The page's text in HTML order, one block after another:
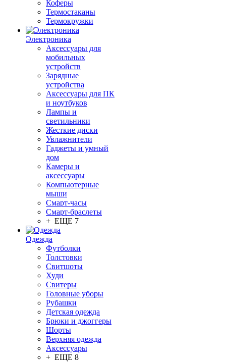
Коферы
Термостаканы
Термокружки
Электроника
Аксессуары для
мобильных
устройств
Зарядные
устройства
Аксессуары для ПК
и ноутбуков
Лампы и
светильники
Жесткие диски
Увлажнители
Гаджеты и умный
дом
Камеры и
аксессуары
Компьютерные
мыши
Смарт-часы
Смарт-браслеты
+ ЕЩЕ 7
Одежда
Футболки
Толстовки
Свитшоты
Худи
Свитеры
Головные уборы
Рубашки
Детская одежда
Брюки и джоггеры
Шорты
Верхняя одежда
Аксессуары
+ ЕЩЕ 8